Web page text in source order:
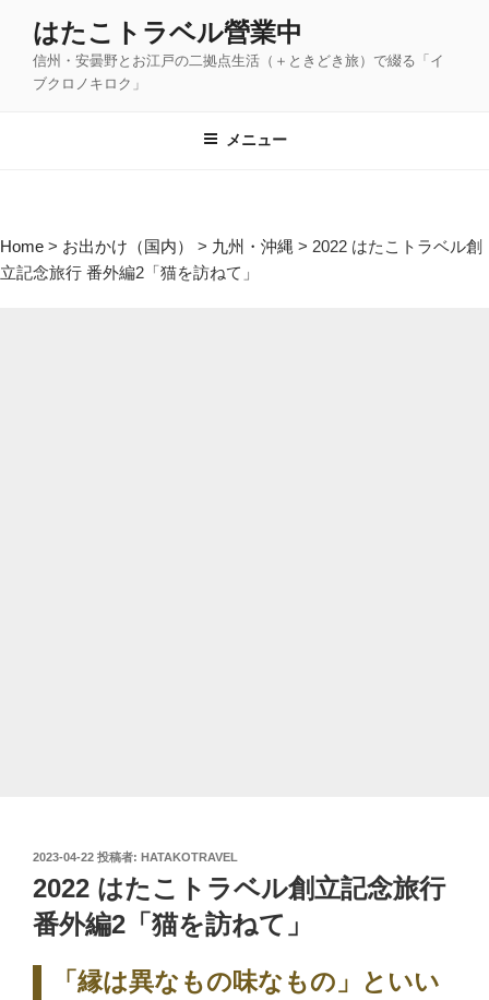
プ
はたこトラベル營業中
信州・安曇野とお江戸の二拠点生活（＋ときどき旅）で綴る「イ
ブクロノキロク」
メニュー
Home > お出かけ（国内） > 九州・沖縄 > 2022 はたこトラベル創
立記念旅行 番外編2「猫を訪ねて」
投
日:
2023-04-22 投稿者: HATAKOTRAVEL
2022 はたこトラベル創立記念旅行
番外編2「猫を訪ねて」
「縁は異なもの味なもの」といい